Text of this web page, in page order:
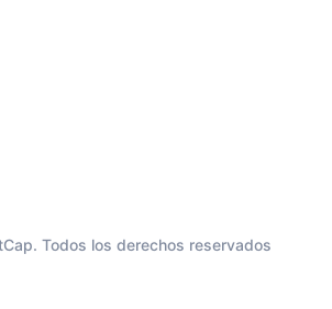
Todos los derechos reservados